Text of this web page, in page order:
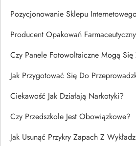
Pozycjonowanie Sklepu
Producent Opakowań
Czy Panele Fotowoltaiczne Mogą
Jak Przygotować Się Do
Ciekawość Jak Działają Narkotyki?
Czy Przedszkole Jest Obowiązkowe?
Jak Usunąć Przykry Zapach Z